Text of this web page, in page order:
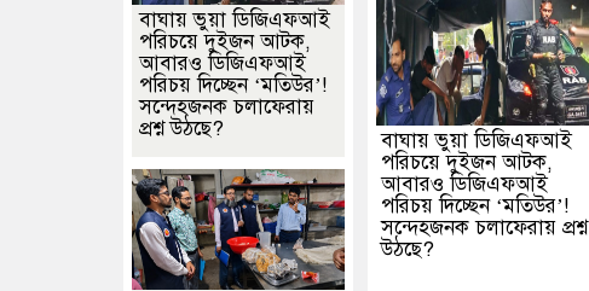
বাঘায় ভুয়া ডিজিএফআই
পরিচয়ে দুইজন আটক,
আবারও ডিজিএফআই
পরিচয় দিচ্ছেন ‘মতিউর’!
সন্দেহজনক চলাফেরায় প্রশ্ন
উঠছে?
বাঘায় ভুয়া ডিজিএফআই
পরিচয়ে দুইজন আটক,
আবারও ডিজিএফআই
পরিচয় দিচ্ছেন ‘মতিউর’!
সন্দেহজনক চলাফেরায়
প্রশ্ন উঠছে?